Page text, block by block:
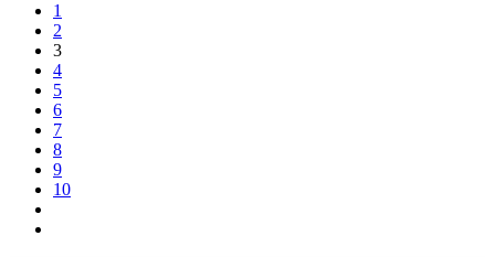
1
2
3
4
5
6
7
8
9
10